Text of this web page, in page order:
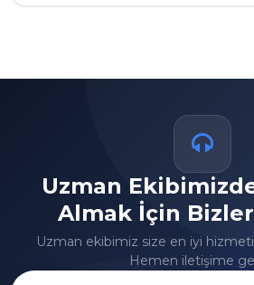
Uzman
Almak İçin
Uzman ekibimiz size en iyi hizmeti
Hemen iletişime